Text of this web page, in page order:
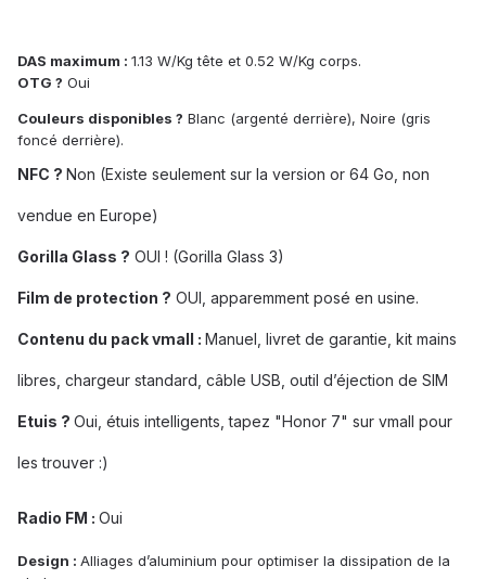
DAS maximum : 1.13 W/Kg tête et 0.52 W/Kg corps.
OTG ? Oui
Couleurs disponibles ? Blanc (argenté derrière), Noire (gris
foncé derrière).
NFC ? Non (Existe seulement sur la version or 64 Go, non
vendue en Europe)
Gorilla Glass ? OUI ! (Gorilla Glass 3)
Film de protection ? OUI, apparemment posé en usine.
Contenu du pack vmall : Manuel, livret de garantie, kit mains
libres, chargeur standard, câble USB, outil d’éjection de SIM
Etuis ? Oui, étuis intelligents, tapez "Honor 7" sur vmall pour
les trouver :)
Radio FM : Oui
Design : Alliages d’aluminium pour optimiser la dissipation de la